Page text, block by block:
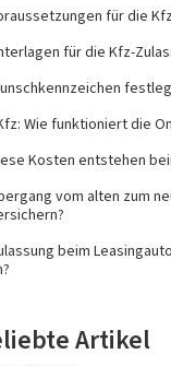
für die
für die Kfz-
Wie funktioniert die
Kosten entstehen
vom alten zum
beim
Artikel